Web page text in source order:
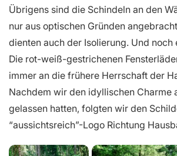
Übrigens sind die Schindeln an den
nur aus optischen Gründen
dienten auch der Isolierung. Und noch
Die rot-weiß-gestrichenen
immer an die frühere Herrschaft der
Nachdem wir den idyllischen Charme
gelassen hatten, folgten wir den
“aussichtsreich”-Logo Richtung